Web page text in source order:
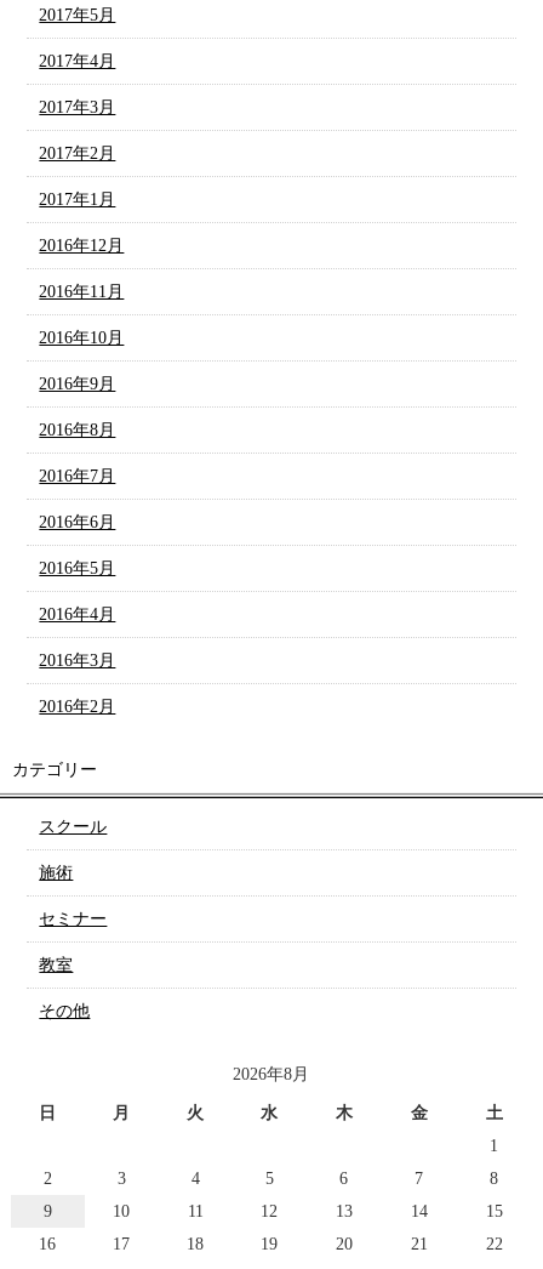
2017年5月
2017年4月
2017年3月
2017年2月
2017年1月
2016年12月
2016年11月
2016年10月
2016年9月
2016年8月
2016年7月
2016年6月
2016年5月
2016年4月
2016年3月
2016年2月
カテゴリー
スクール
施術
セミナー
教室
その他
2026年8月
日 月 火 水 木 金
土
1
2
3 4 5 6 7
8
9
10 11 12 13 14
15
16
17 18 19 20 21
22